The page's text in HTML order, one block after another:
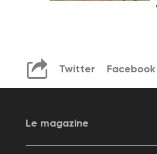
Twitter Facebook
Le magazine